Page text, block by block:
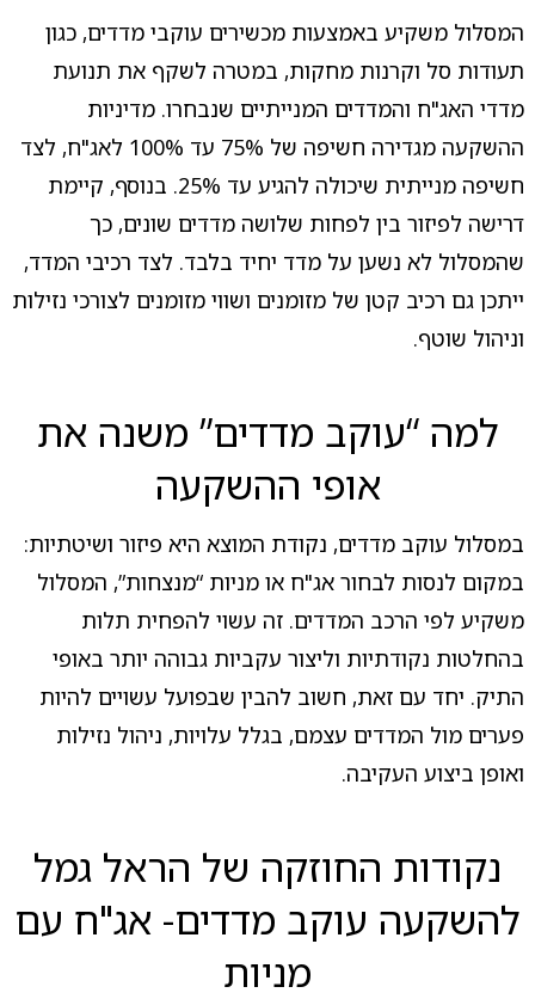
המסלול משקיע באמצעות מכשירים עוקבי מדדים, כגון
תעודות סל וקרנות מחקות, במטרה לשקף את תנועת
מדדי האג"ח והמדדים המנייתיים שנבחרו. מדיניות
ההשקעה מגדירה חשיפה של 75% עד 100% לאג"ח, לצד
חשיפה מנייתית שיכולה להגיע עד 25%. בנוסף, קיימת
דרישה לפיזור בין לפחות שלושה מדדים שונים, כך
שהמסלול לא נשען על מדד יחיד בלבד. לצד רכיבי המדד,
ייתכן גם רכיב קטן של מזומנים ושווי מזומנים לצורכי נזילות
וניהול שוטף.
למה “עוקב מדדים” משנה את
אופי ההשקעה
במסלול עוקב מדדים, נקודת המוצא היא פיזור ושיטתיות:
במקום לנסות לבחור אג"ח או מניות “מנצחות”, המסלול
משקיע לפי הרכב המדדים. זה עשוי להפחית תלות
בהחלטות נקודתיות וליצור עקביות גבוהה יותר באופי
התיק. יחד עם זאת, חשוב להבין שבפועל עשויים להיות
פערים מול המדדים עצמם, בגלל עלויות, ניהול נזילות
ואופן ביצוע העקיבה.
נקודות החוזקה של הראל גמל
להשקעה עוקב מדדים- אג"ח עם
מניות